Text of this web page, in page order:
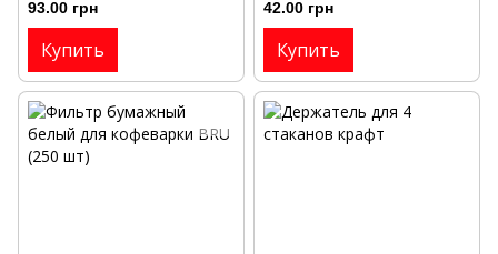
93.00 грн
Купить
42.00 грн
Купить